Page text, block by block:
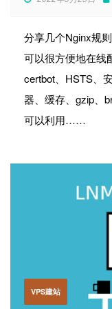
分享几个Nginx规
可以很方便地在线
certbot、HSTS、
器、缓存、gzip、
可以利用……
VPS建站